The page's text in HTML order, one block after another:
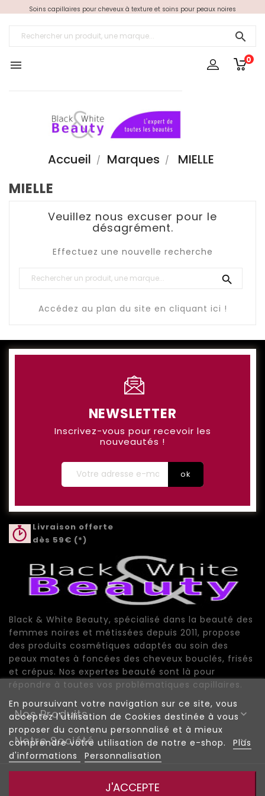
Soins capillaires pour cheveux à texture et soins pour peaux noires

 0
Accueil Marques MIELLE
MIELLE
Veuillez nous excuser pour le
désagrément.
Effectuez une nouvelle recherche

Accédez au plan du site en cliquant ici !
NEWSLETTER
Inscrivez-vous pour recevoir les
nouveautés !
Livraison offerte
dès 59€ (*)
Black & White Beauty, spécialisé dans la beauté des
femmes noires et métissées depuis 2011, propose
des produits cosmétiques adaptés au soin des
peaux mates à foncées des cheveux bouclés, frisés
et crépus. Nos expertes beauté sont là pour
répondre à toutes vos problématiques capillaires.
Nos Produits 
Notre Société 
En poursuivant votre navigation sur ce site, vous
acceptez l'utilisation de Cookies destinée à vous
proposer du contenu personnalisé et à mieux
comprendre votre utilisation de notre e-shop.
Plus
d'informations
Personnalisation
J'ACCEPTE
Conditions de vente|Plan du site